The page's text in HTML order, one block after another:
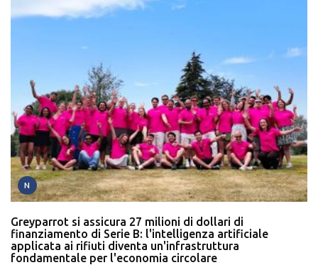
N
Greyparrot si assicura 27 milioni di dollari di
finanziamento di Serie B: l'intelligenza artificiale
applicata ai rifiuti diventa un'infrastruttura
fondamentale per l'economia circolare